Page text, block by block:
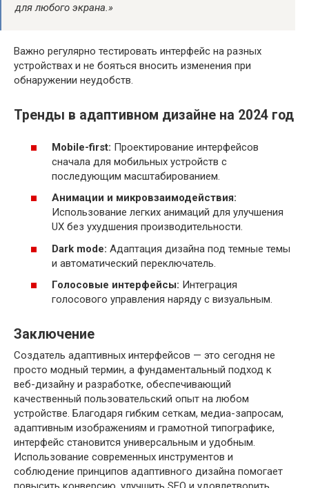
для любого экрана.»
Важно регулярно тестировать интерфейс на разных
устройствах и не бояться вносить изменения при
обнаружении неудобств.
Тренды в адаптивном дизайне на 2024 год
Mobile-first: Проектирование интерфейсов
сначала для мобильных устройств с
последующим масштабированием.
Анимации и микровзаимодействия:
Использование легких анимаций для улучшения
UX без ухудшения производительности.
Dark mode: Адаптация дизайна под темные темы
и автоматический переключатель.
Голосовые интерфейсы: Интеграция
голосового управления наряду с визуальным.
Заключение
Создатель адаптивных интерфейсов — это сегодня не
просто модный термин, а фундаментальный подход к
веб-дизайну и разработке, обеспечивающий
качественный пользовательский опыт на любом
устройстве. Благодаря гибким сеткам, медиа-запросам,
адаптивным изображениям и грамотной типографике,
интерфейс становится универсальным и удобным.
Использование современных инструментов и
соблюдение принципов адаптивного дизайна помогает